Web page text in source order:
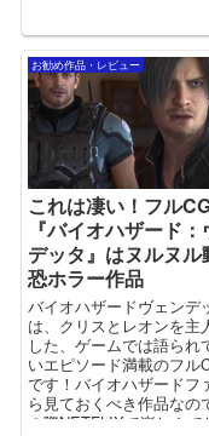
お勧め作品・レビュー
これは凄い！フル
『バイオハザード
デッタ』はヌルヌル
恐ホラー作品
バイオハザードヴェンデ
は、クリスとレオンを主
した、ゲームでは語られ
いエピソード満載のフル
です！バイオハザードフ
ら見ておくべき作品なの
の際NETFLIXで楽しんで